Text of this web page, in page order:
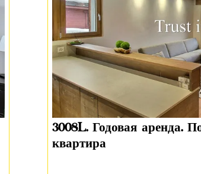
3008L. Годовая аренда.
квартира